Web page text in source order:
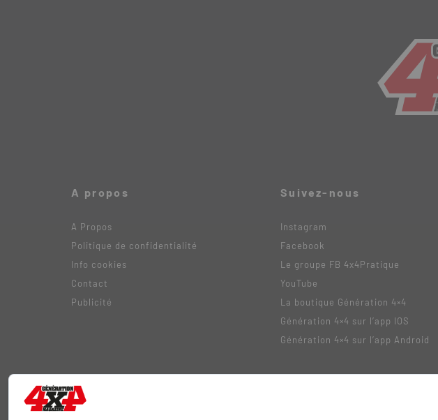
A propos
A Propos
Politique de confidentialité
Info cookies
Contact
Publicité
Suivez-nous
Instagram
Facebook
Le groupe FB 4x4Pratique
YouTube
La boutique Génération 4×4
Génération 4×4 sur l’app IOS
Génération 4×4 sur l’app Android